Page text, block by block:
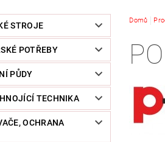
STROJE
POTŘEBY
PŮDY
TECHNIKA
OCHRANA
Domů